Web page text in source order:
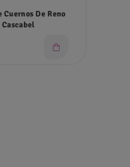
Cuernos De Reno